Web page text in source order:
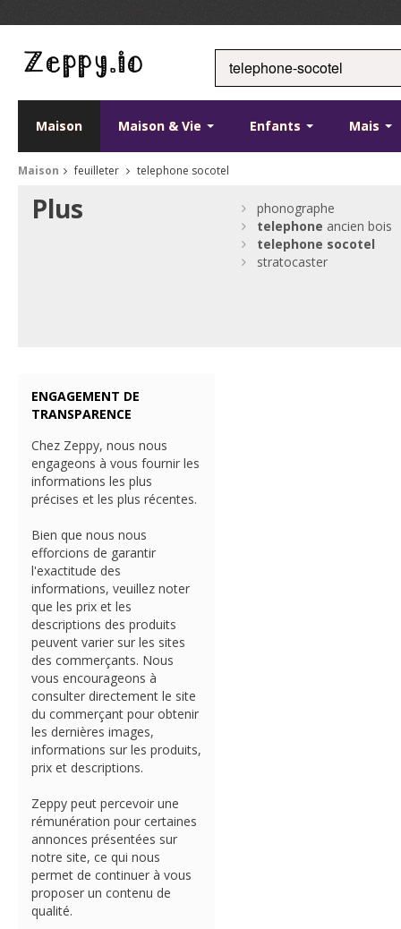
Maison Maison & Vie Enfants Mais
Maison feuilleter telephone socotel
Plus
phonographe
telephone ancien bois
telephone socotel
stratocaster
ENGAGEMENT DE
TRANSPARENCE
Chez Zeppy, nous nous
engageons à vous fournir les
informations les plus
précises et les plus récentes.
Bien que nous nous
efforcions de garantir
l'exactitude des
informations, veuillez noter
que les prix et les
descriptions des produits
peuvent varier sur les sites
des commerçants. Nous
vous encourageons à
consulter directement le site
du commerçant pour obtenir
les dernières images,
informations sur les produits,
prix et descriptions.
Zeppy peut percevoir une
rémunération pour certaines
annonces présentées sur
notre site, ce qui nous
permet de continuer à vous
proposer un contenu de
qualité.